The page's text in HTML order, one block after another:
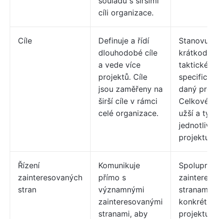
cíli organizace.
Cíle
Definuje a řídí
dlouhodobé cíle
a vede více
projektů. Cíle
jsou zaměřeny na
širší cíle v rámci
celé organizace.
Stanovuje
taktické
daný
Celkové
užší a
projektu.
Řízení
zainteresovaných
stran
Komunikuje
přímo s
významnými
zainteresovanými
stranami, aby
stranami
projektu,